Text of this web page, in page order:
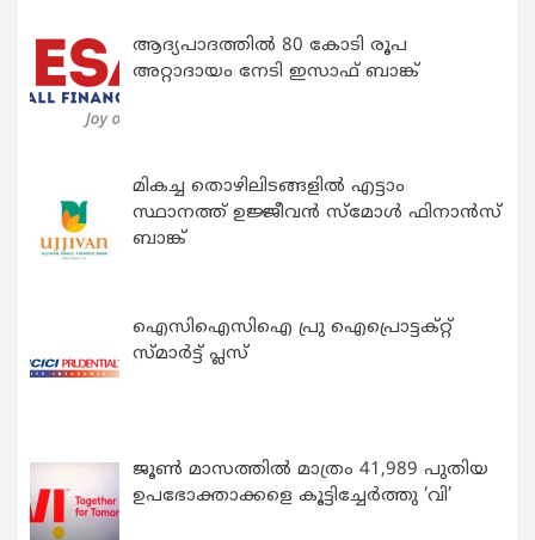
ആദ്യപാദത്തിൽ 80 കോടി രൂപ
അറ്റാദായം നേടി ഇസാഫ് ബാങ്ക്
മികച്ച തൊഴിലിടങ്ങളിൽ എട്ടാം
സ്ഥാനത്ത് ഉജ്ജീവൻ സ്മോൾ ഫിനാൻസ്
ബാങ്ക്
ഐസിഐസിഐ പ്രു ഐപ്രൊട്ടക്റ്റ്
സ്മാർട്ട് പ്ലസ്
ജൂൺ മാസത്തിൽ മാത്രം 41,989 പുതിയ
ഉപഭോക്താക്കളെ കൂട്ടിച്ചേർത്തു ‘വി’